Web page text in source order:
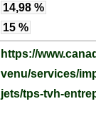
14,98 %
15 %
https://
venu/services/
jets/tps-tvh-